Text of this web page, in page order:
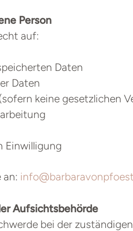
Person
auf:
Daten
Daten
keine gesetzlichen
Einwilligung
Aufsichtsbehörde
bei der